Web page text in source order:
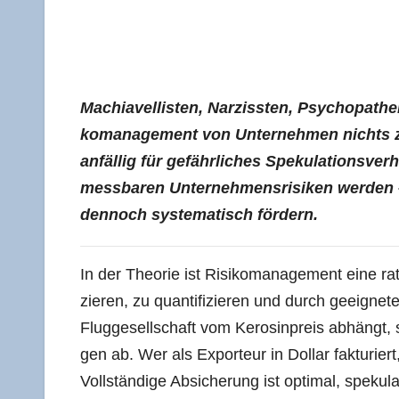
Machia­vel­lis­ten, Nar­ziss­ten,
ko­ma­nage­ment von Unter­neh­men
anfäl­lig für gefähr­li­ches
mess­ba­ren Unter­neh­mens­ri­si­ken
den­noch sys­te­ma­tisch fördern.
In der Theo­rie ist Risi­ko­ma­nage­ment eine
zie­ren, zu quan­ti­fi­zie­ren und durch
Flug­ge­sell­schaft vom Kero­sin­preis
gen ab. Wer als Expor­teur in Dol­lar
Voll­stän­di­ge Absi­che­rung ist opti­mal,